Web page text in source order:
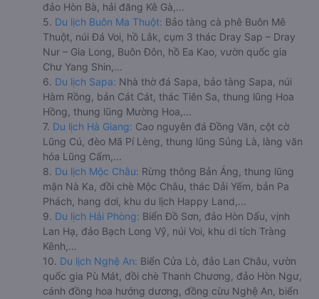
đảo Hòn Bà, hải đăng Kê Gà,...
5. Du lịch Buôn Ma Thuột: Bảo tàng cà phê Buôn Mê
Thuột, núi Đá Voi, hồ Lắk, cụm 3 thác Dray Sap – Dray
Nur – Gia Long, Buôn Đôn, hồ Ea Kao, vườn quốc gia
Chư Yang Shin,...
6. Du lịch Sapa: Nhà thờ đá Sapa, bảo tàng Sapa, núi
Hàm Rồng, bản Cát Cát, thác Tiên Sa, thung lũng Hoa
Hồng, thung lũng Mường Hoa,...
7. Du lịch Hà Giang: Cao nguyên đá Đồng Văn, cột cờ
Lũng Cú, đèo Mã Pí Lèng, thung lũng Sủng Là, làng văn
hóa Lũng Cẩm,...
8. Du lịch Mộc Châu: Rừng thông Bản Áng, thung lũng
mận Nà Ka, đồi chè Mộc Châu, thác Dải Yếm, bản Pa
Phách, hang dơi, khu du lịch Happy Land,...
9. Du lịch Hải Phòng: Biển Đồ Sơn, đảo Hòn Dấu, vịnh
Lan Hạ, đảo Bạch Long Vỹ, núi Voi, khu di tích Tràng
Kênh,...
10. Du lịch Nghệ An: Biển Cửa Lò, đảo Lan Châu, vườn
quốc gia Pù Mát, đồi chè Thanh Chương, đảo Hòn Ngư,
cánh đồng hoa hướng dương, đồng cừu Nghệ An, biển